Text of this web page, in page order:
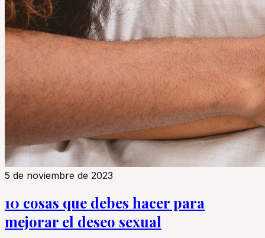
5 de noviembre de 2023
10 cosas que debes hacer para
mejorar el deseo sexual